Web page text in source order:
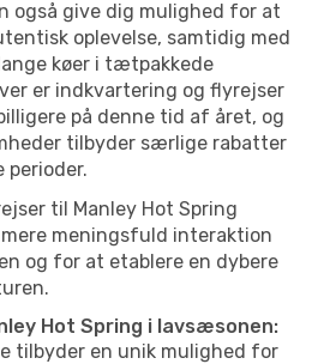
også give dig mulighed for at
oplevelse, samtidig med
køer i tætpakkede
er indkvartering og flyrejser
på denne tid af året, og
tilbyder særlige rabatter
perioder.
til Manley Hot Spring
meningsfuld interaktion
og for at etablere en dybere
Hot Spring i lavsæsonen:
tilbyder en unik mulighed for